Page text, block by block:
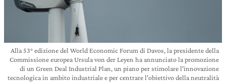
Alla 53° edizione del World Economic Forum di Davos, la presidente della
Commissione europea Ursula von der Leyen ha annunciato la promozione
di un Green Deal Industrial Plan, un piano per stimolare l'innovazione
tecnologica in ambito industriale e per centrare l'obiettivo della neutralità